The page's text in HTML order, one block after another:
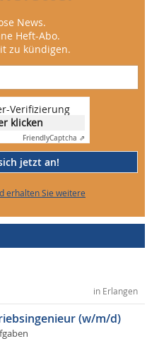
News.
Heft-Abo.
zu kündigen.
Verifizierung
klicken
FriendlyCaptcha ⇗
jetzt an!
erhalten Sie weitere
in Erlangen
(w/m/d)